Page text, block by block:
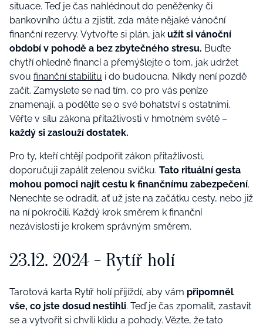
situace. Teď je čas nahlédnout do peněženky či
bankovního účtu a zjistit, zda máte nějaké vánoční
finanční rezervy. Vytvořte si plán, jak užít si vánoční
období v pohodě a bez zbytečného stresu. Buďte
chytří ohledně financí a přemýšlejte o tom, jak udržet
svou finanční stabilitu i do budoucna. Nikdy není pozdě
začít. Zamyslete se nad tím, co pro vás peníze
znamenají, a podělte se o své bohatství s ostatními.
Věřte v sílu zákona přitažlivosti v hmotném světě –
každý si zaslouží dostatek.
Pro ty, kteříchtějí podpořit zákon přitažlivosti,
doporučuji zapálit zelenou svíčku. Tato rituální gesta
mohou pomoci najít cestu k finančnímu zabezpečení.
Nenechte se odradit, ať už jste na začátku cesty, nebo již
na ní pokročili. Každý krok směrem k finanční
nezávislosti je krokem správným směrem.
23.12. 2024 - Rytíř holí
Tarotová karta Rytíř holí přijíždí, aby vám připomněl
vše, co jste dosud nestihli. Teď je čas zpomalit, zastavit
se a vytvořit si chvíli klidu a pohody. Vězte, že tato